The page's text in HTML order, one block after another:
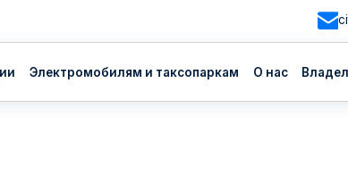
и таксопаркам Владельцам ЭЗС
city@electro.cars